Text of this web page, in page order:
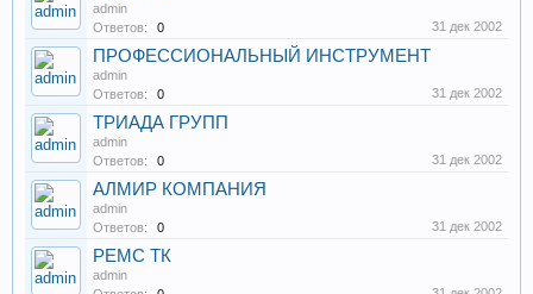
admin
Ответов:
0 31 дек 2002
ПРОФЕССИОНАЛЬНЫЙ ИНСТРУМЕНТ
admin
Ответов:
0 31 дек 2002
ТРИАДА ГРУПП
admin
Ответов:
0 31 дек 2002
АЛМИР КОМПАНИЯ
admin
Ответов:
0 31 дек 2002
РЕМС ТК
admin